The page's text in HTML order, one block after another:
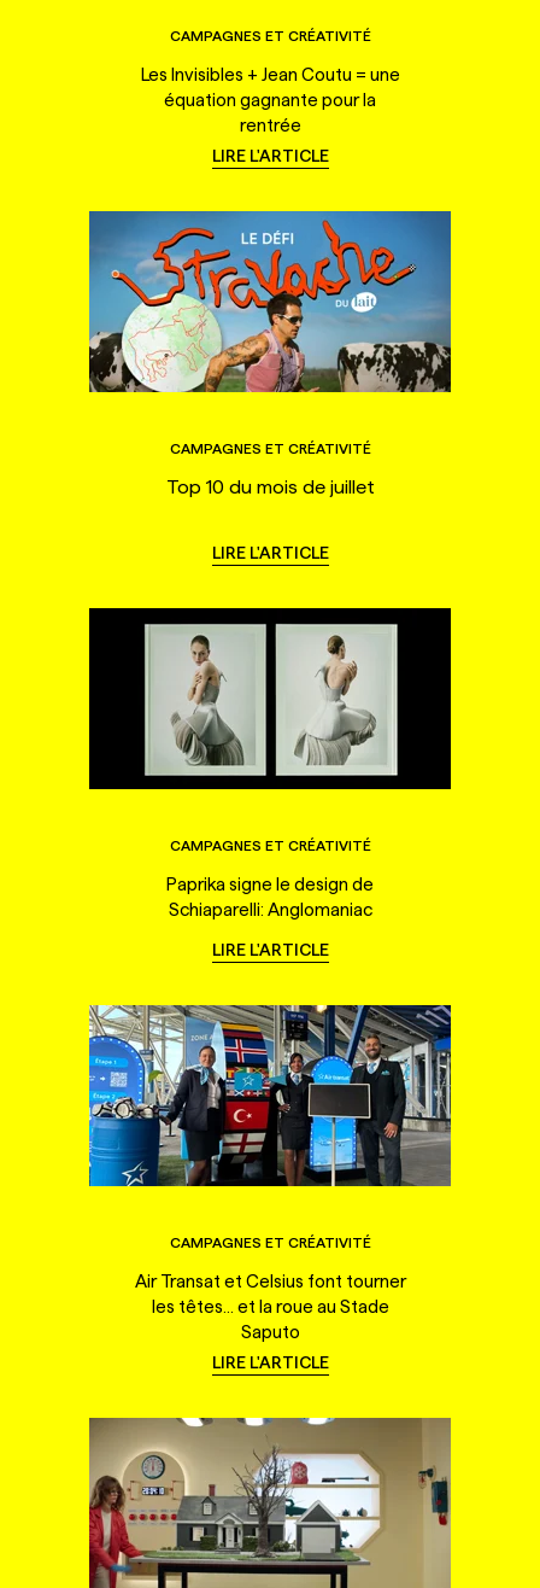
CAMPAGNES ET CRÉATIVITÉ
Les Invisibles + Jean Coutu = une
équation gagnante pour la
rentrée
LIRE L'ARTICLE
CAMPAGNES ET CRÉATIVITÉ
Top 10 du mois de juillet
LIRE L'ARTICLE
CAMPAGNES ET CRÉATIVITÉ
Paprika signe le design de
Schiaparelli: Anglomaniac
LIRE L'ARTICLE
CAMPAGNES ET CRÉATIVITÉ
Air Transat et Celsius font tourner
les têtes... et la roue au Stade
Saputo
LIRE L'ARTICLE